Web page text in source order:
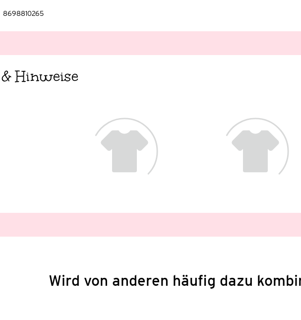
8698810265
Hinweise
Wird von anderen häufig dazu